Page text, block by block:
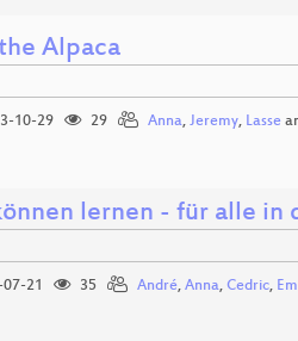
Alpaca
10-29 29 Anna, Jeremy, Lasse
lernen - für alle in
21 35 André, Anna, Cedric,